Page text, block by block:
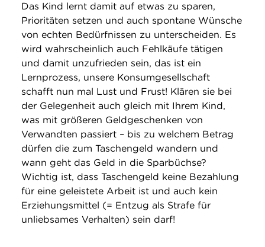
Das Kind lernt damit auf etwas zu sparen,
Prioritäten setzen und auch spontane Wünsche
von echten Bedürfnissen zu unterscheiden. Es
wird wahrscheinlich auch Fehlkäufe tätigen
und damit unzufrieden sein, das ist ein
Lernprozess, unsere Konsumgesellschaft
schafft nun mal Lust und Frust! Klären sie bei
der Gelegenheit auch gleich mit Ihrem Kind,
was mit größeren Geldgeschenken von
Verwandten passiert – bis zu welchem Betrag
dürfen die zum Taschengeld wandern und
wann geht das Geld in die Sparbüchse?
Wichtig ist, dass Taschengeld keine Bezahlung
für eine geleistete Arbeit ist und auch kein
Erziehungsmittel (= Entzug als Strafe für
unliebsames Verhalten) sein darf!